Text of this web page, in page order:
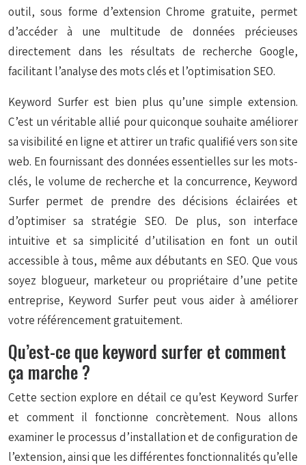
outil, sous forme d’extension Chrome gratuite, permet
d’accéder à une multitude de données précieuses
directement dans les résultats de recherche Google,
facilitant l’analyse des mots clés et l’optimisation SEO.
Keyword Surfer est bien plus qu’une simple extension.
C’est un véritable allié pour quiconque souhaite améliorer
sa visibilité en ligne et attirer un trafic qualifié vers son site
web. En fournissant des données essentielles sur les mots-
clés, le volume de recherche et la concurrence, Keyword
Surfer permet de prendre des décisions éclairées et
d’optimiser sa stratégie SEO. De plus, son interface
intuitive et sa simplicité d’utilisation en font un outil
accessible à tous, même aux débutants en SEO. Que vous
soyez blogueur, marketeur ou propriétaire d’une petite
entreprise, Keyword Surfer peut vous aider à améliorer
votre référencement gratuitement.
Qu’est-ce que keyword surfer et comment
ça marche ?
Cette section explore en détail ce qu’est Keyword Surfer
et comment il fonctionne concrètement. Nous allons
examiner le processus d’installation et de configuration de
l’extension, ainsi que les différentes fonctionnalités qu’elle